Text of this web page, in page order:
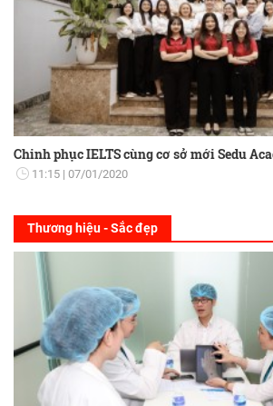
Chinh phục IELTS cùng cơ sở mới Sedu
11:15 07/01/2020
Thương hiệu - Sắc đẹp